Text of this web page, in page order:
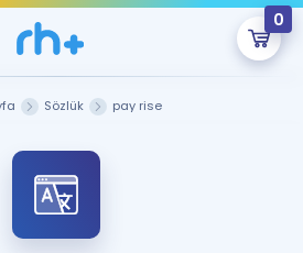
0
Şu An Boş.
hazırlayacak onlarca eğitim seni
bekliyor!
Sözlük pay rise